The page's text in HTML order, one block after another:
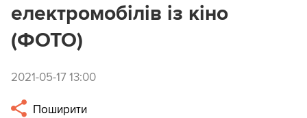
електромобілів із кіно
(ФОТО)
2021-05-17 13:00
Поширити